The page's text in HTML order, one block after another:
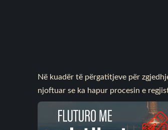
Në kuadër të përgatitjeve për
njoftuar se ka hapur procesin e